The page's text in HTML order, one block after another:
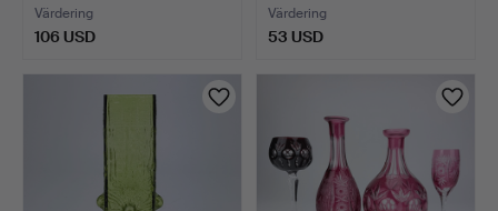
Värdering
106 USD
Värdering
53 USD